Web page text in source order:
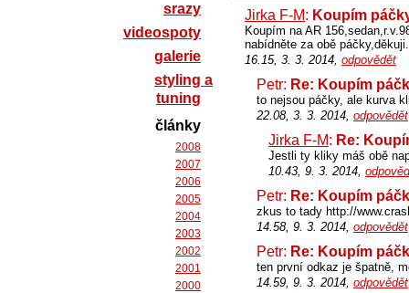
Jirka F-M: Koupím
Koupím na AR
nabídněte za obě
16.15, 3. 3. 2014, odpovědět
Petr: Re: Koupím
to nejsou páčky, ale kurva
22.08, 3. 3. 2014, odpovědět
Jirka F-M: Re:
Jestli ty kliky máš obě
10.43, 9. 3. 2014,
Petr: Re: Koupím
zkus to tady http://
14.58, 9. 3. 2014, odpovědět
Petr: Re: Koupím
ten první odkaz je špatně,
14.59, 9. 3. 2014, odpovědět
srazy
videospoty
galerie
styling a
tuning
články
2008
2007
2006
2005
2004
2003
2002
2001
2000